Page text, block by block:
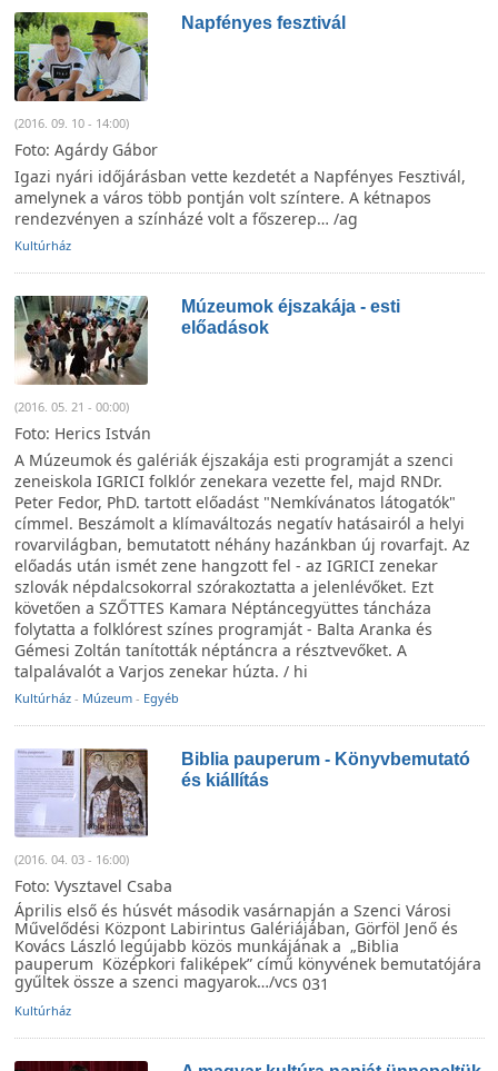
Napfényes fesztivál
(2016. 09. 10 - 14:00)
Foto: Agárdy Gábor
Igazi nyári időjárásban vette kezdetét a Napfényes Fesztivál,
amelynek a város több pontján volt színtere. A kétnapos
rendezvényen a színházé volt a főszerep… /ag
Kultúrház
Múzeumok éjszakája - esti
előadások
(2016. 05. 21 - 00:00)
Foto: Herics István
A Múzeumok és galériák éjszakája esti programját a szenci
zeneiskola IGRICI folklór zenekara vezette fel, majd RNDr.
Peter Fedor, PhD. tartott előadást "Nemkívánatos látogatók"
címmel. Beszámolt a klímaváltozás negatív hatásairól a helyi
rovarvilágban, bemutatott néhány hazánkban új rovarfajt. Az
előadás után ismét zene hangzott fel - az IGRICI zenekar
szlovák népdalcsokorral szórakoztatta a jelenlévőket. Ezt
követően a SZŐTTES Kamara Néptáncegyüttes táncháza
folytatta a folklórest színes programját - Balta Aranka és
Gémesi Zoltán tanították néptáncra a résztvevőket. A
talpalávalót a Varjos zenekar húzta. / hi
Kultúrház - Múzeum - Egyéb
Biblia pauperum - Könyvbemutató
és kiállítás
(2016. 04. 03 - 16:00)
Foto: Vysztavel Csaba
Április első és húsvét második vasárnapján a Szenci Városi
Művelődési Központ Labirintus Galériájában, Görföl Jenő és
Kovács László legújabb közös munkájának a „Biblia
pauperum Középkori faliképek” című könyvének bemutatójára
gyűltek össze a szenci magyarok…/vcs 031
Kultúrház